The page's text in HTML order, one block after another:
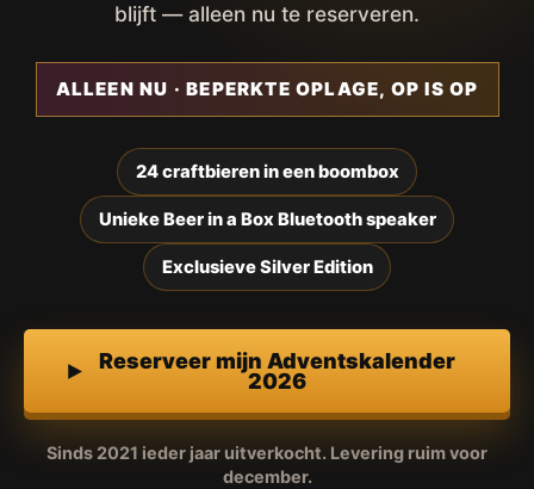
blijft — alleen nu te reserveren.
ALLEEN NU · BEPERKTE OPLAGE, OP IS OP
24 craftbieren in een boombox
Unieke Beer in a Box Bluetooth speaker
Exclusieve Silver Edition
Reserveer mijn Adventskalender
2026
Sinds 2021 ieder jaar uitverkocht. Levering ruim voor
december.